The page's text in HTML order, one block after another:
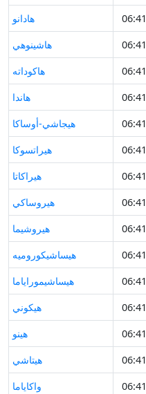
هادانو
06:41
هاشينوهي
06:41
هاكوداته
06:41
هاندا
06:41
هيجاشي-أوساكا
06:41
هيراتسوكا
06:41
هيراكاتا
06:41
هيروساكي
06:41
هيروشيما
06:41
هيساشيكوروميه
06:41
هيساشيموراياما
06:41
هيكوني
06:41
هينو
06:41
هیتاشي
06:41
واكاياما
06:41